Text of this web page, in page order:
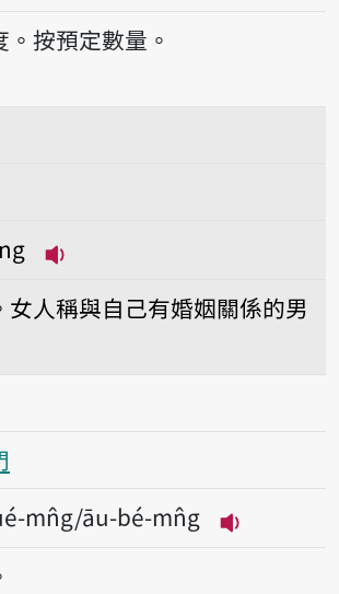
播放音讀àn-gia̍h
。按預定數量。
女人稱與自己有婚姻關係的男
mn̂g/āu-bé-mn̂g
播放音讀